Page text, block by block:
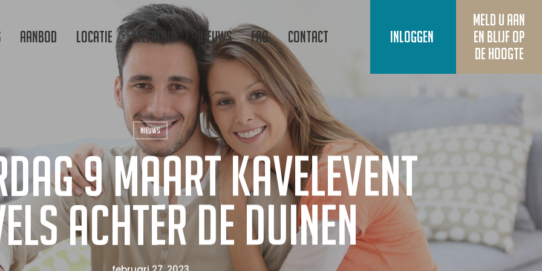
Aanbod Locatie Zelfbouw Nieuws FAQ Contact Inloggen
Meld u aan
en blijf op
de hoogte
Nieuws
9 maart kavelevent
Achter de Duinen